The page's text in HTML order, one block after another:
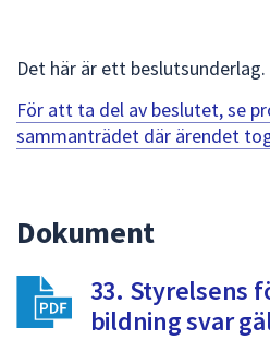
Det här är ett beslutsunderlag.
För att ta del av beslutet, se
sammanträdet där ärendet
Dokument
33. Styrelsens
bildning svar